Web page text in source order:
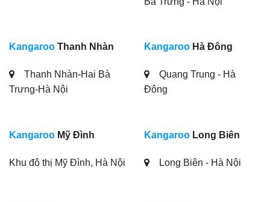
Kangaroo Thanh Nhàn
Thanh Nhàn-Hai Bà
Trưng-Hà Nội
Kangaroo Hà Đông
Quang Trung - Hà
Đông
Kangaroo Mỹ Đình
Khu đô thị Mỹ Đình, Hà Nội
Kangaroo Long Biên
Long Biên - Hà Nội